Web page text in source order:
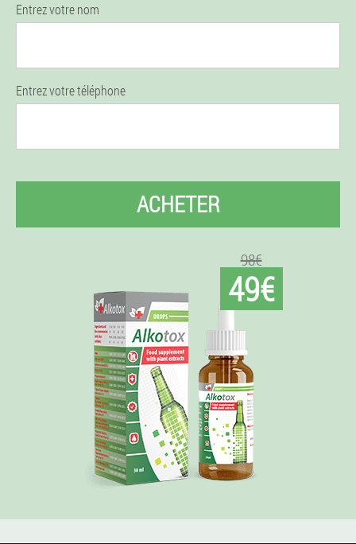
Entrez votre nom
Entrez votre téléphone
ACHETER
98€
49€